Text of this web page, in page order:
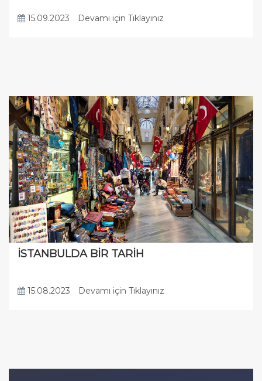
15.09.2023 Devamı için Tıklayınız
İSTANBULDA BİR TARİH
15.08.2023 Devamı için Tıklayınız